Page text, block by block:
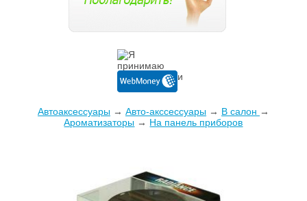
Автоаксессуары→ Авто-акссессуары→ В салон →
Ароматизаторы → На панель приборов